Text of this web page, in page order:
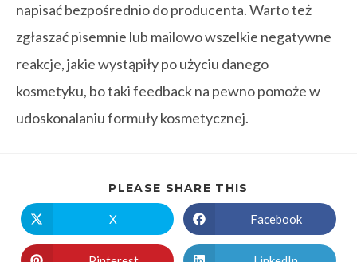
napisać bezpośrednio do producenta. Warto też
zgłaszać pisemnie lub mailowo wszelkie negatywne
reakcje, jakie wystąpiły po użyciu danego
kosmetyku, bo taki feedback na pewno pomoże w
udoskonalaniu formuły kosmetycznej.
PLEASE SHARE THIS
X Facebook